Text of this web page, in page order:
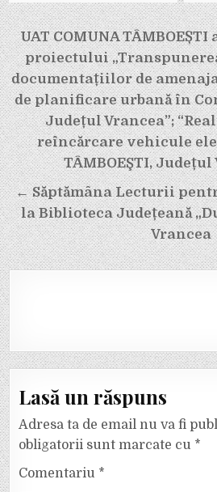
Navigare
în
articole
UAT COMUNA
proiectului
documentațiilor de
de planificare urbană în
Județul Vrancea”;
reîncărcare vehicule
TÂMBOEŞTI,
← Săptămâna Lecturii
la Biblioteca Județeană
Vrancea
Lasă un răspuns
Adresa ta de email nu va fi
obligatorii sunt marcate cu *
Comentariu *